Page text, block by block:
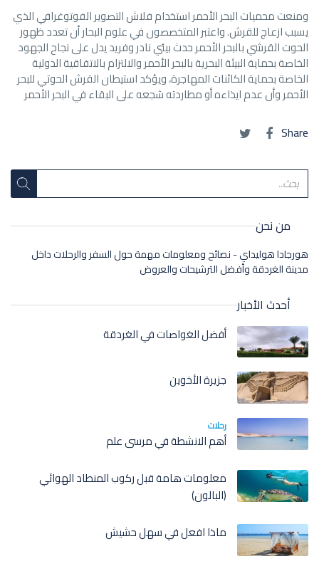
ومنعت محميات البحر الأحمر استخدام فلاش التصوير الفوتوغرافي الذي
يسبب ازعاج للقرش. واعتبر المتخصصون في علوم البحار أن تعدد ظهور
الحوت القرشي بالبحر الأحمر حدث بيئي نادر وفريد يدل على نجاح الجهود
الخاصة بحماية البيئة البحرية بالبحر الأحمر والالتزام بالاتفاقية الدولية
الخاصة بحماية الكائنات المهاجرة، ويؤكد استيطان القرش الحوتي للبحر
الأحمر وأن عدم ايذاءه أو مطاردته شجعه على البقاء في البحر الأحمر
Share
من نحن
هورجادا هوليداي - نصائح ومعلومات مهمة حول السفر والرحلات داخل
مدينة الغردقة وأفضل الترشيحات والعروض
أحدث الأخبار
أفضل الغواصات في الغردقة
جزيرة الأخوين
رحلات
أهم الانشطة في مرسى علم
معلومات هامة قبل ركوب المنطاد الهوائي
(البالون)
ماذا افعل في سهل حشيش